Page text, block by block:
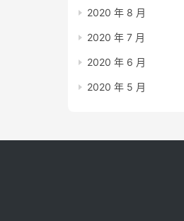
2020 年 8 月
2020 年 7 月
2020 年 6 月
2020 年 5 月